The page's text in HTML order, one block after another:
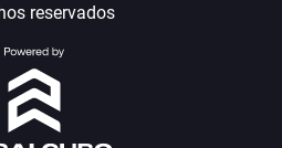
reservados